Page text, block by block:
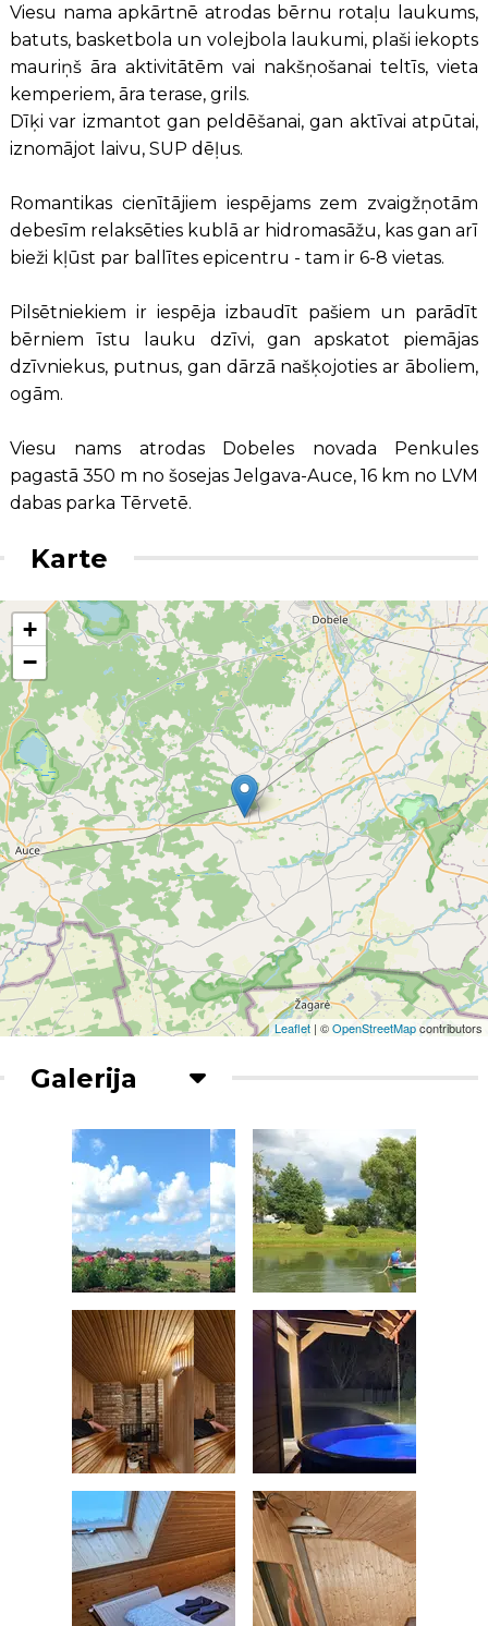
Viesu nama apkārtnē atrodas bērnu rotaļu laukums,
batuts, basketbola un volejbola laukumi, plaši iekopts
mauriņš āra aktivitātēm vai nakšņošanai teltīs, vieta
kemperiem, āra terase, grils.
Dīķi var izmantot gan peldēšanai, gan aktīvai atpūtai,
iznomājot laivu, SUP dēļus.
Romantikas cienītājiem iespējams zem zvaigžņotām
debesīm relaksēties kublā ar hidromasāžu, kas gan arī
bieži kļūst par ballītes epicentru - tam ir 6-8 vietas.
Pilsētniekiem ir iespēja izbaudīt pašiem un parādīt
bērniem īstu lauku dzīvi, gan apskatot piemājas
dzīvniekus, putnus, gan dārzā našķojoties ar āboliem,
ogām.
Viesu nams atrodas Dobeles novada Penkules
pagastā 350 m no šosejas Jelgava-Auce, 16 km no LVM
dabas parka Tērvetē.
Karte
+
−
Leaflet | ©OpenStreetMapcontributors
Galerija